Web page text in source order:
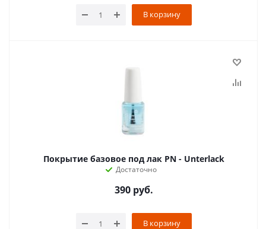
В корзину
Покрытие базовое под лак PN - Unterlack
Достаточно
390руб.
В корзину